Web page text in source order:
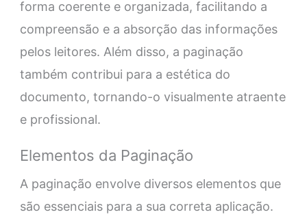
forma coerente e organizada, facilitando a
compreensão e a absorção das informações
pelos leitores. Além disso, a paginação
também contribui para a estética do
documento, tornando-o visualmente atraente
e profissional.
Elementos da Paginação
A paginação envolve diversos elementos que
são essenciais para a sua correta aplicação.